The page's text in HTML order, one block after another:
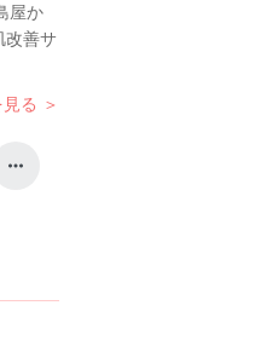
屋か
改善サ
る ＞